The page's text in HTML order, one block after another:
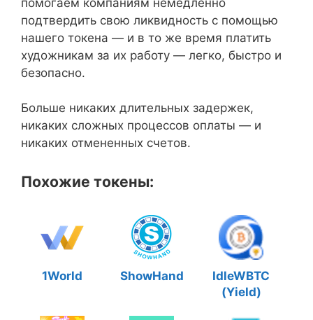
подтвердить свою ликвидность с помощью
нашего токена — и в то же время платить
художникам за их работу — легко, быстро и
безопасно.
Больше никаких длительных задержек,
никаких сложных процессов оплаты — и
никаких отмененных счетов.
Похожие токены:
1World ShowHand
IdleWBTC
(Yield)